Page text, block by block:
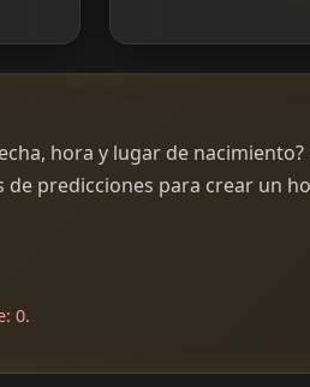
hora y lugar de
de predicciones para crear un
0.